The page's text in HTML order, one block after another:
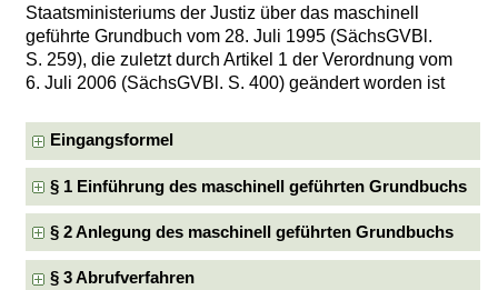
Staatsministeriums der Justiz über das maschinell
geführte Grundbuch vom 28. Juli 1995 (SächsGVBl.
S. 259), die zuletzt durch Artikel 1 der Verordnung vom
6. Juli 2006 (SächsGVBl. S. 400) geändert worden ist
Eingangsformel
§ 1 Einführung des maschinell geführten Grundbuchs
§ 2 Anlegung des maschinell geführten Grundbuchs
§ 3 Abrufverfahren